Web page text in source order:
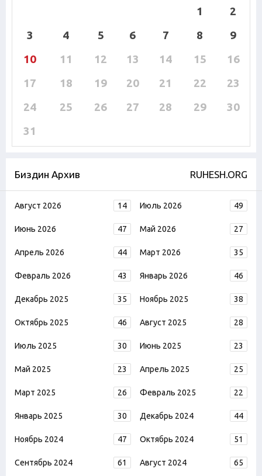
1
2
3
4 5 6 7 8
9
10
11 12 13 14 15
16
17
18 19 20 21 22
23
24
25 26 27 28 29
30
31
Биздин Архив RUHESH.ORG
Август 2026 14 Июль 2026 49
Июнь 2026 47 Май 2026 27
Апрель 2026 44 Март 2026 35
Февраль 2026 43 Январь 2026 46
Декабрь 2025 35 Ноябрь 2025 38
Октябрь 2025 46 Август 2025 28
Июль 2025 30 Июнь 2025 23
Май 2025 23 Апрель 2025 25
Март 2025 26 Февраль 2025 22
Январь 2025 30 Декабрь 2024 44
Ноябрь 2024 47 Октябрь 2024 51
Сентябрь 2024 61 Август 2024 65